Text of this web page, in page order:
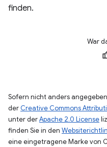
finden.
War
Sofern nicht anders
der Creative Commons
unter derApache 2.0 License
finden Sie in den
eine eingetragene Marke von